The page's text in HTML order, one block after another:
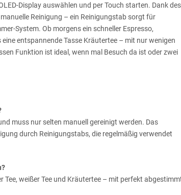
Display auswählen und per Touch starten. Dank des
Reinigung – ein Reinigungstab sorgt für
System. Ob morgens ein schneller Espresso,
entspannende Tasse Kräutertee – mit nur wenigen
Funktion ist ideal, wenn mal Besuch da ist oder zwei
muss nur selten manuell gereinigt werden. Das
durch Reinigungstabs, die regelmäßig verwendet
Tee, weißer Tee und Kräutertee – mit perfekt